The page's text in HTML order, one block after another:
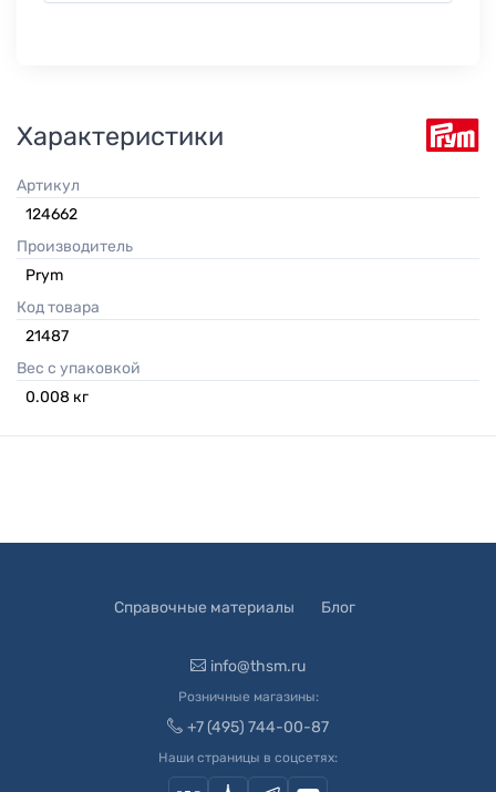
Характеристики
Артикул
124662
Производитель
Prym
Код товара
21487
Вес с упаковкой
0.008 кг
Справочные материалы Блог
info@thsm.ru
Розничные магазины:
+7 (495) 744-00-87
Наши страницы в соцсетях: